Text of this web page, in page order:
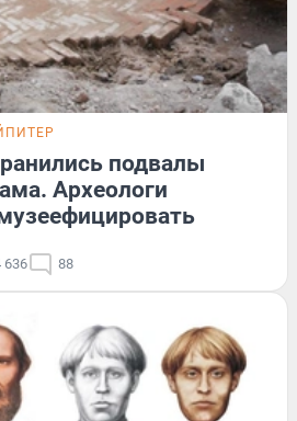
подвалы
Археологи
636 88